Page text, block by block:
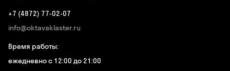
+7 (4872) 77-02-07
info@oktavaklaster.ru
Время работы:
ежедневно с 12:00 до 21:00